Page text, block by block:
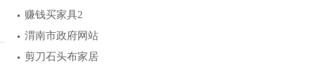
赚钱买家具2
渭南市政府网站
剪刀石头布家居